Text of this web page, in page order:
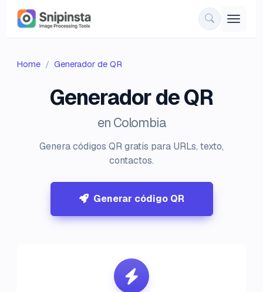
Home Generador de QR
Generador de QR
en Colombia
Genera códigos QR gratis para URLs, texto,
contactos.
Generar código QR